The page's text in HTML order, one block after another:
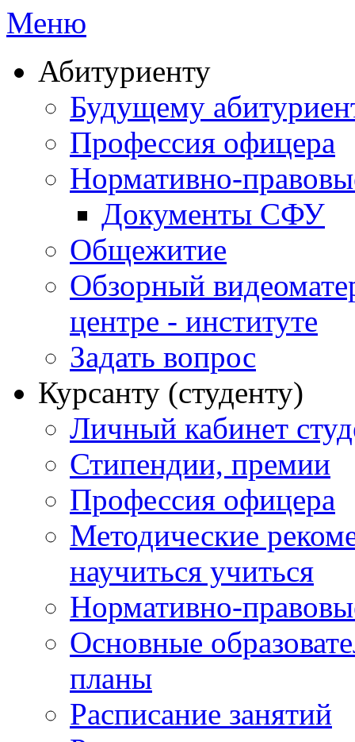
Меню
Абитуриенту
Будущему
Профессия офицера
Нормативно-
Документы СФУ
Общежитие
Обзорный
центре - институте
Задать вопрос
Курсанту (студенту)
Личный кабинет
Стипендии, премии
Профессия офицера
Методические
научиться учиться
Нормативно-
Основные
планы
Расписание занятий